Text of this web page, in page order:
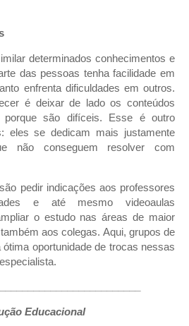
determinados conhecimentos e
das pessoas tenha facilidade em
enfrenta dificuldades em outros.
é deixar de lado os conteúdos
porque são difíceis. Esse é outro
eles se dedicam mais justamente
não conseguem resolver com
pedir indicações aos professores
e até mesmo videoaulas
o estudo nas áreas de maior
aos colegas. Aqui, grupos de
oportunidade de trocas nessas
Educacional